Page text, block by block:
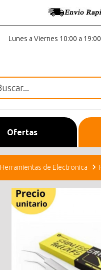
Lunes a Viernes 10:00 a 19:00
Ofertas
Herramientas de Electronica